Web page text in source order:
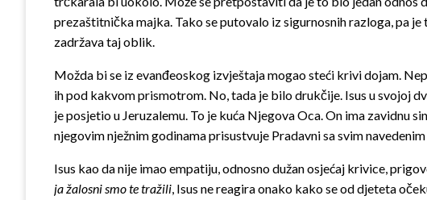
prezaštitnička majka. Tako se putovalo iz sigurnosnih razloga, pa
zadržava taj oblik.
Možda bi se iz evanđeoskog izvještaja mogao steći krivi dojam.
ih pod kakvom prismotrom. No, tada je bilo drukčije. Isus u svojoj
je posjetio u Jeruzalemu. To je kuća Njegova Oca. On ima zavidnu
njegovim nježnim godinama prisustvuje Pradavni sa svim
Isus kao da nije imao empatiju, odnosno dužan osjećaj krivice,
ja žalosni smo te tražili, Isus ne reagira onako kako se od djeteta